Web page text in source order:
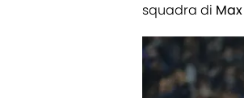
squadra di Max